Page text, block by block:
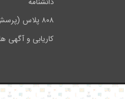
۸۰۸ پلاس (پرسش و پاسخ)
کاریابی و آگهی